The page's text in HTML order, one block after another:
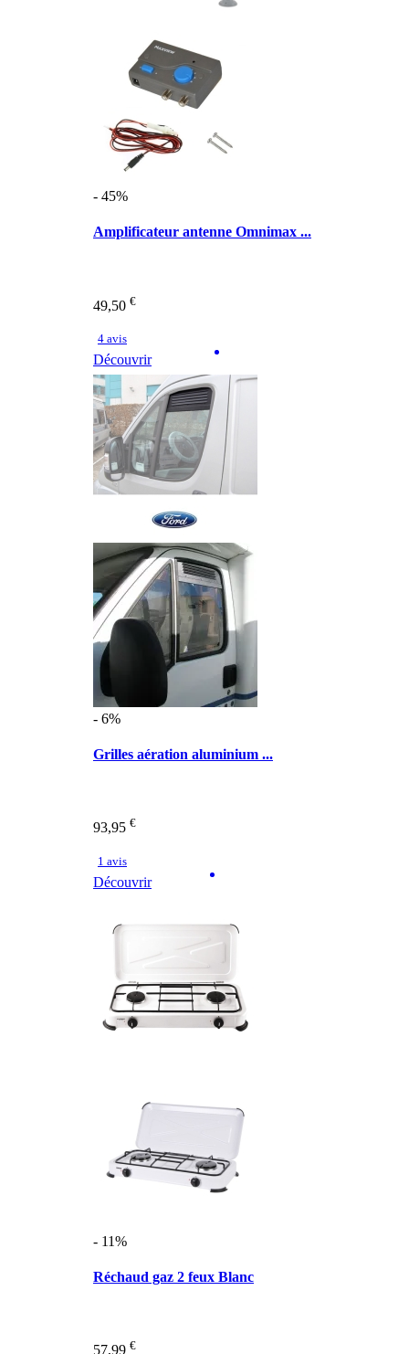
- 45%
Amplificateur antenne Omnimax ...
49,50 €
4 avis
Découvrir
- 6%
Grilles aération aluminium ...
93,95 €
1 avis
Découvrir
- 11%
Réchaud gaz 2 feux Blanc
57,99 €